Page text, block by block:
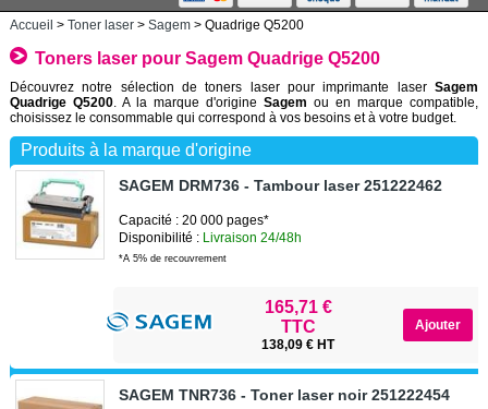
Accueil > Toner laser> Sagem> Quadrige Q5200
Toners laser pour Sagem Quadrige Q5200
Découvrez notre sélection de toners laser pour imprimante laserSagem
Quadrige Q5200. A la marque d'origineSagem ou en marque compatible,
choisissez le consommable qui correspond à vos besoins et à votre budget.
Produits à la marque d'origine
SAGEM DRM736 - Tambour laser 251222462
Capacité : 20 000 pages*
Disponibilité : Livraison 24/48h
*A 5% de recouvrement
165,71 €
TTC
138,09 € HT
SAGEM TNR736 - Toner laser noir 251222454